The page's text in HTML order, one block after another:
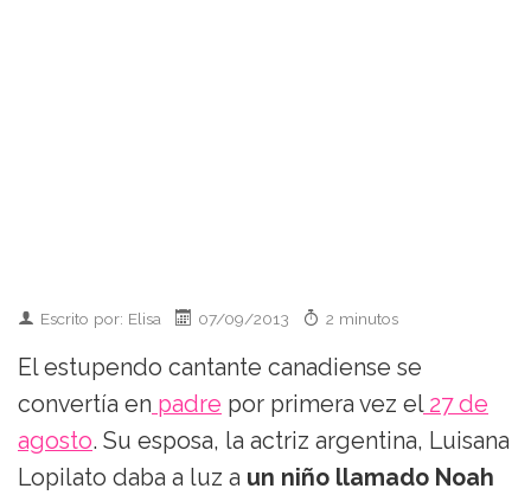
Escrito por: Elisa 07/09/2013 2 minutos
El estupendo cantante canadiense se
convertía en padre por primera vez el27 de
agosto. Su esposa, la actriz argentina, Luisana
Lopilato daba a luz a un niño llamado Noah